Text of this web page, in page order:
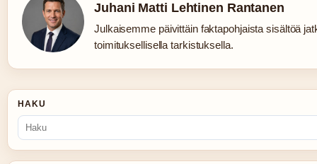
Juhani Matti Lehtinen Rantanen
Julkaisemme päivittäin faktapohjaista sisältöä
toimituksellisella tarkistuksella.
HAKU